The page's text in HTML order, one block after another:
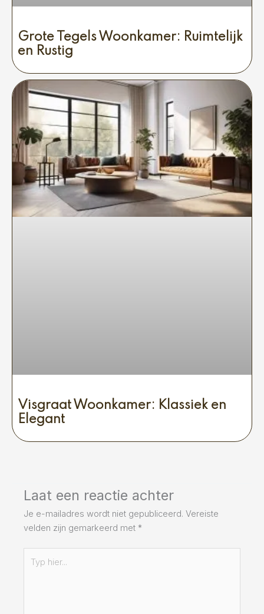
Grote Tegels Woonkamer: Ruimtelijk
en Rustig
Visgraat Woonkamer: Klassiek en
Elegant
Laat een reactie achter
Je e-mailadres wordt niet gepubliceerd. Vereiste
velden zijn gemarkeerd met *
hier...